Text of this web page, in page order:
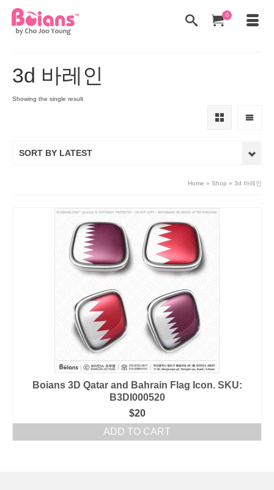
0
3d 바레인
Showing the single result
SORT BY LATEST
Home » Shop » 3d 바레인
Boians 3D Qatar and Bahrain Flag Icon. SKU:
B3DI000520
$20
ADD TO CART